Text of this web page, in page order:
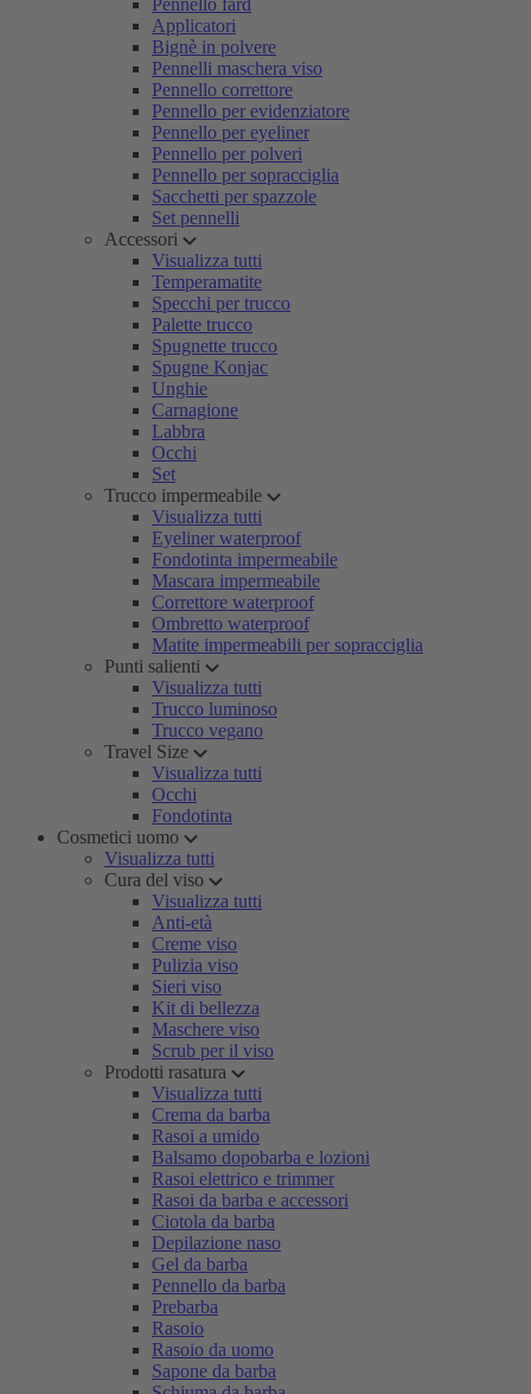
Pennello fard
Applicatori
Bignè in polvere
Pennelli maschera viso
Pennello correttore
Pennello per evidenziatore
Pennello per eyeliner
Pennello per polveri
Pennello per sopracciglia
Sacchetti per spazzole
Set pennelli
Accessori
Visualizza tutti
Temperamatite
Specchi per trucco
Palette trucco
Spugnette trucco
Spugne Konjac
Unghie
Carnagione
Labbra
Occhi
Set
Trucco impermeabile
Visualizza tutti
Eyeliner waterproof
Fondotinta impermeabile
Mascara impermeabile
Correttore waterproof
Ombretto waterproof
Matite impermeabili per sopracciglia
Punti salienti
Visualizza tutti
Trucco luminoso
Trucco vegano
Travel Size
Visualizza tutti
Occhi
Fondotinta
Cosmetici uomo
Visualizza tutti
Cura del viso
Visualizza tutti
Anti-età
Creme viso
Pulizia viso
Sieri viso
Kit di bellezza
Maschere viso
Scrub per il viso
Prodotti rasatura
Visualizza tutti
Crema da barba
Rasoi a umido
Balsamo dopobarba e lozioni
Rasoi elettrico e trimmer
Rasoi da barba e accessori
Ciotola da barba
Depilazione naso
Gel da barba
Pennello da barba
Prebarba
Rasoio
Rasoio da uomo
Sapone da barba